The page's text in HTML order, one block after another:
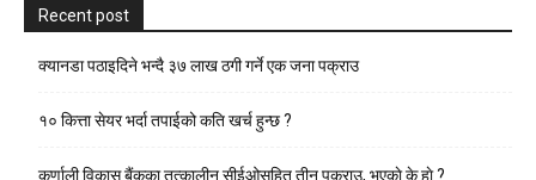
Recent post
क्यानडा पठाइदिने भन्दै ३७ लाख ठगी गर्ने एक जना पक्राउ
१० कित्ता सेयर भर्दा तपाईको कति खर्च हुन्छ ?
कर्णाली विकास बैंकका तत्कालीन सीईओसहित तीन पक्राउ, भएकाे के हाे ?